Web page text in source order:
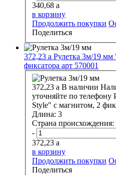
340,68 a
в корзину
Продолжить покупки
Поделиться
372,23 a Рулетка 3м/19
фиксатора арт 570001
372,23 a В наличии
уточняйте по телефону
Длина: 3
Страна происхождения:
-
372,23 a
в корзину
Продолжить покупки
Поделиться